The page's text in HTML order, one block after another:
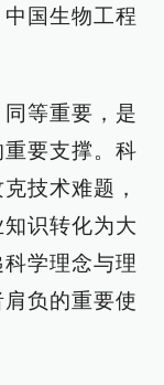
国生物工程
等重要，是
要支撑。科
技术难题，
识转化为大
学理念与理
负的重要使